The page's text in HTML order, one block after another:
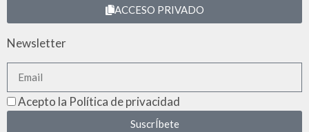
ACCESO PRIVADO
Newsletter
Acepto la Política de privacidad
SuscrÍbete